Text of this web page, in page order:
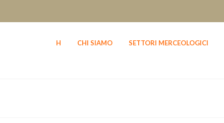
H CHI SIAMO SETTORI MERCEOLOGICI